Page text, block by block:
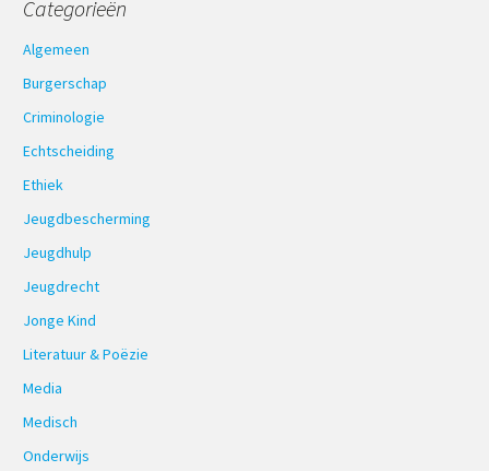
Categorieën
Algemeen
Burgerschap
Criminologie
Echtscheiding
Ethiek
Jeugdbescherming
Jeugdhulp
Jeugdrecht
Jonge Kind
Literatuur & Poëzie
Media
Medisch
Onderwijs